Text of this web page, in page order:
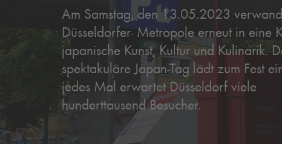
Am Samstag, den 13.05.2023
Düsseldorfer- Metropole erneut in eine
japanische Kunst, Kultur und Kulinarik.
spektakuläre Japan-Tag lädt zum Fest
jedes Mal erwartet Düsseldorf viele
hunderttausend Besucher.